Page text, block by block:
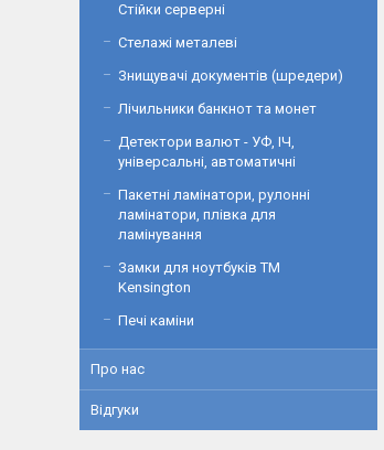
Стійки серверні
Стелажі металеві
Знищувачі документів (шредери)
Лічильники банкнот та монет
Детектори валют - УФ, ІЧ,
універсальні, автоматичні
Пакетні ламінатори, рулонні
ламінатори, плівка для
ламінування
Замки для ноутбуків ТМ
Kensington
Печі каміни
Про нас
Відгуки